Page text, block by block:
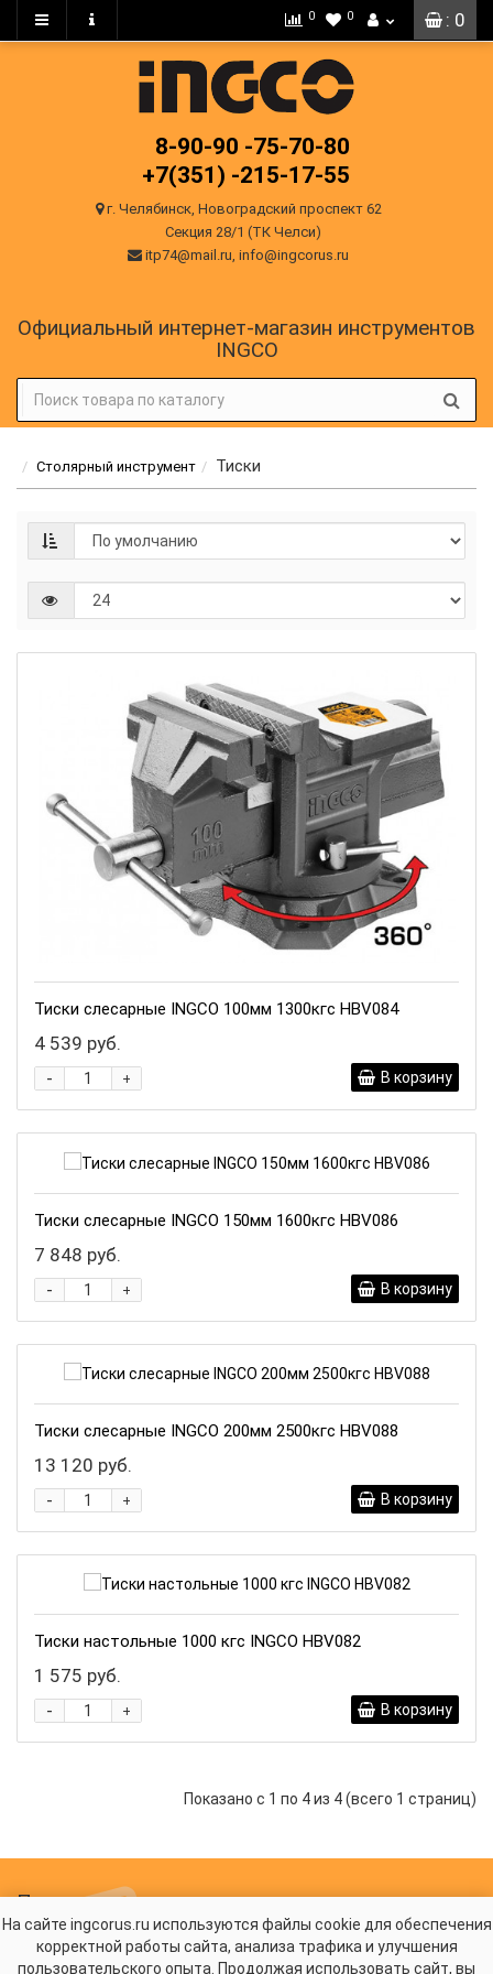
: 0
0 0
8-90-90 -75-70-80
+7(351) -215-17-55
г. Челябинск, Новоградский проспект 62
Секция 28/1 (ТК Челси)
itp74@mail.ru, info@ingcorus.ru
Официальный интернет-магазин инструментов
INGCO
Столярный инструмент Тиски
Тиски слесарные INGCO 100мм 1300кгс HBV084
4 539 руб.
+
- В корзину
Тиски слесарные INGCO 150мм 1600кгс HBV086
7 848 руб.
+
- В корзину
Тиски слесарные INGCO 200мм 2500кгс HBV088
13 120 руб.
+
- В корзину
Тиски настольные 1000 кгс INGCO HBV082
1 575 руб.
+
- В корзину
Показано с 1 по 4 из 4 (всего 1 страниц)
Подписка на новости
Будьте в курсе новых акций и спецпредложений!
Подписаться
На сайте ingcorus.ru используются файлы cookie для обеспечения
корректной работы сайта, анализа трафика и улучшения
пользовательского опыта. Продолжая использовать сайт, вы